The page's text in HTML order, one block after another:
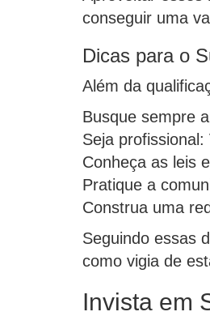
conseguir uma
Dicas para o
Além da
Busque sempre
Seja
Conheça as leis
Pratique a
Construa uma
Seguindo essas
como vigia de
Invista em